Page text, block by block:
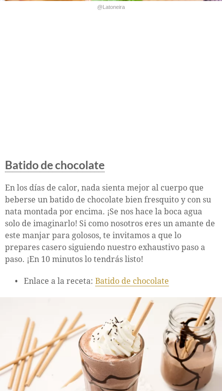
@Latoneira
Batido de chocolate
En los días de calor, nada sienta mejor al cuerpo que
beberse un batido de chocolate bien fresquito y con su
nata montada por encima. ¡Se nos hace la boca agua
solo de imaginarlo! Si como nosotros eres un amante de
este manjar para golosos, te invitamos a que lo
prepares casero siguiendo nuestro exhaustivo paso a
paso. ¡En 10 minutos lo tendrás listo!
Enlace a la receta: Batido de chocolate